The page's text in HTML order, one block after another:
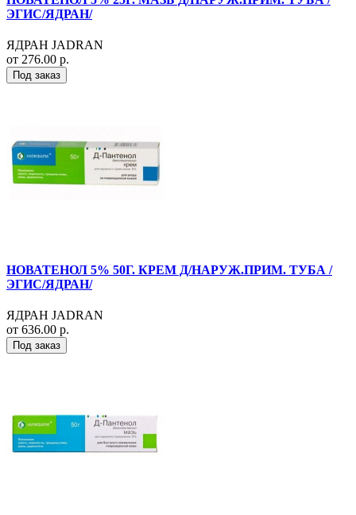
ЭГИС/ЯДРАН/
ЯДРАН JADRAN
от 276.00 р.
Под заказ
НОВАТЕНОЛ 5% 50Г. КРЕМ Д/НАРУЖ.ПРИМ. ТУБА /
ЭГИС/ЯДРАН/
ЯДРАН JADRAN
от 636.00 р.
Под заказ